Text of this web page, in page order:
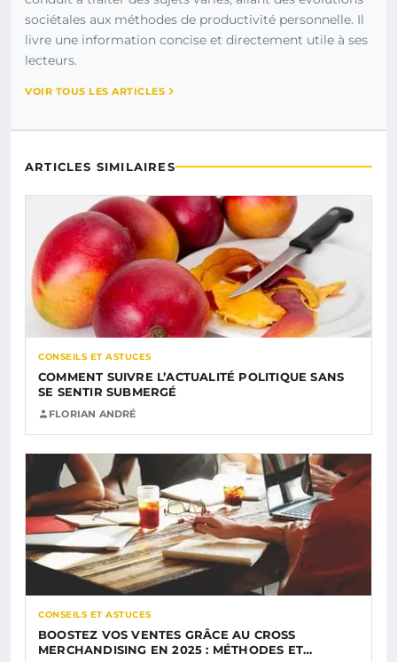
sociétales aux méthodes de productivité personnelle. Il
livre une information concise et directement utile à ses
lecteurs.
VOIR TOUS LES ARTICLES
ARTICLES SIMILAIRES
CONSEILS ET ASTUCES
COMMENT SUIVRE L’ACTUALITÉ POLITIQUE SANS
SE SENTIR SUBMERGÉ
FLORIAN ANDRÉ
CONSEILS ET ASTUCES
BOOSTEZ VOS VENTES GRÂCE AU CROSS
MERCHANDISING EN 2025 : MÉTHODES ET…